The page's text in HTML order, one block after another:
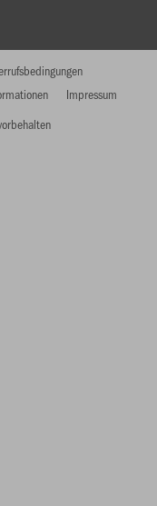
Impressum